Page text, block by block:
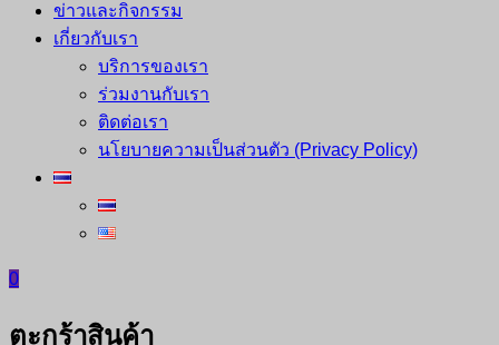
ข่าวและกิจกรรม
เกี่ยวกับเรา
บริการของเรา
ร่วมงานกับเรา
ติดต่อเรา
นโยบายความเป็นส่วนตัว (Privacy Policy)
0
ตะกร้าสินค้า